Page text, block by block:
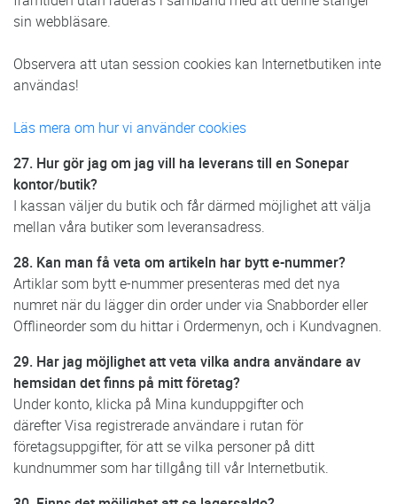
sin webbläsare.
Observera att utan session cookies kan Internetbutiken inte
användas!
Läs mera om hur vi använder cookies
27. Hur gör jag om jag vill ha leverans till en Sonepar
kontor/butik?
I kassan väljer du butik och får därmed möjlighet att välja
mellan våra butiker som leveransadress.
28. Kan man få veta om artikeln har bytt e-nummer?
Artiklar som bytt e-nummer presenteras med det nya
numret när du lägger din order under via Snabborder eller
Offlineorder som du hittar i Ordermenyn, och i Kundvagnen.
29. Har jag möjlighet att veta vilka andra användare av
hemsidan det finns på mitt företag?
Under konto, klicka på Mina kunduppgifter och
därefter Visa registrerade användare i rutan för
företagsuppgifter, för att se vilka personer på ditt
kundnummer som har tillgång till vår Internetbutik.